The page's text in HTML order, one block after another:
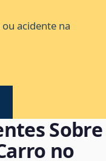
acidente na
Sobre
no